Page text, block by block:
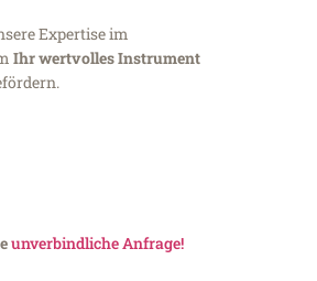
Expertise im
Ihr wertvolles Instrument
unverbindliche Anfrage!